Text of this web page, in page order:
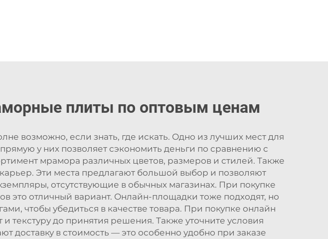
плиты по оптовым ценам
возможно, если знать, где искать. Одно из лучших мест для
у них позволяет сэкономить деньги по сравнению с
мрамора различных цветов, размеров и стилей. Также
Эти места предлагают большой выбор и позволяют
отсутствующие в обычных магазинах. При покупке
это отличный вариант. Онлайн-площадки тоже подходят, но
чтобы убедиться в качестве товара. При покупке онлайн
текстуру до принятия решения. Также уточните условия
доставку в стоимость — это особенно удобно при заказе